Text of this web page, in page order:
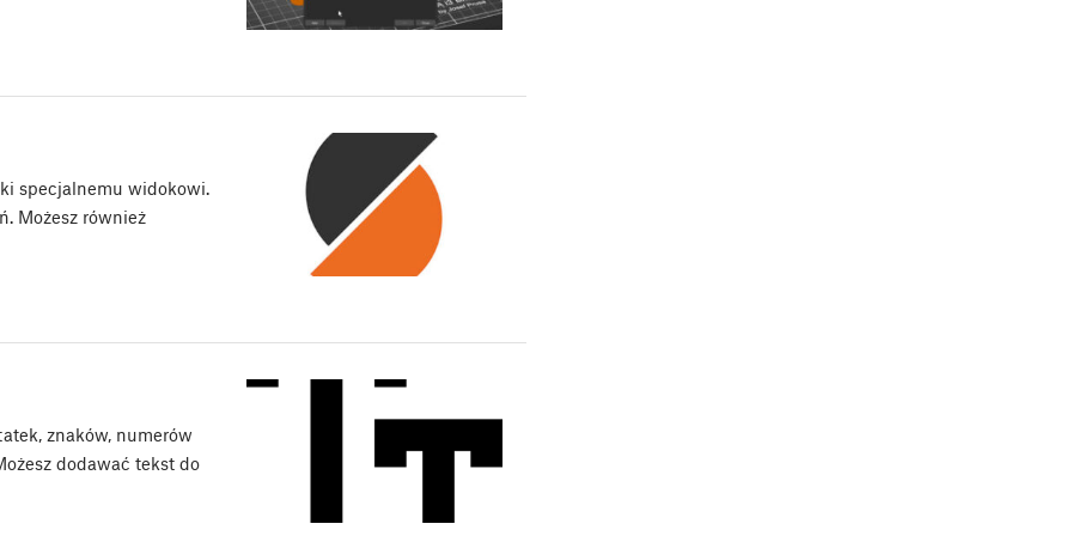
specjalnemu widokowi.
Możesz również
znaków, numerów
dodawać tekst do